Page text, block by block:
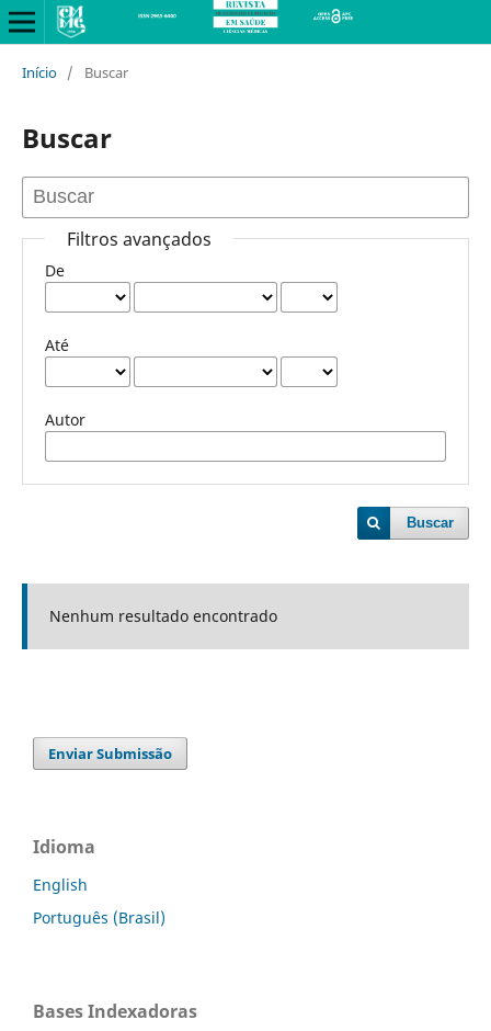
Início / Buscar
Buscar
Filtros avançados
De
Até
Autor
Buscar
Nenhum resultado encontrado
Enviar Submissão
Idioma
English
Português (Brasil)
Bases Indexadoras